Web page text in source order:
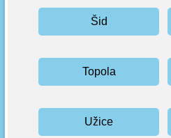
Šid
Topola
Užice